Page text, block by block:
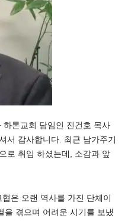
톤교회 담임인 진건호 목사
서 감사합니다. 최근 남가주기
로 취임 하셨는데, 소감과 앞
은 오랜 역사를 가진 단체이
을 겪으며 어려운 시기를 보냈